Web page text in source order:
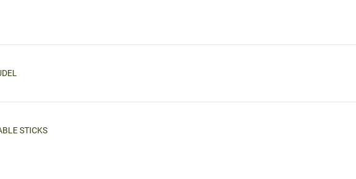
STICKS